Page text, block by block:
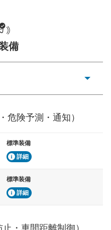
イズの目安
備
が装備されています。
険を予測・通知するためのシス
ます。
きを防止するためにレーンキー
れています
がら前車を追従するアダプティ
危険予測・通知）
標準装備
詳細
標準装備
詳細
・車間距離制御）